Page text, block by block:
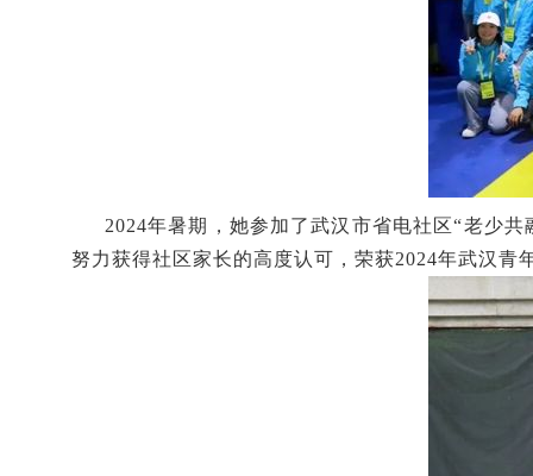
2024年暑期，她参加了武汉市省电社区“老少
努力获得社区家长的高度认可，荣获2024年武汉青